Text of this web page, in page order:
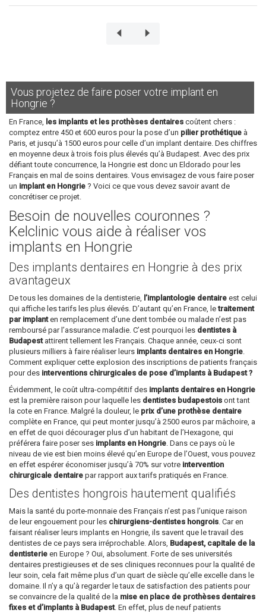
Vous projetez de faire poser votre implant en
Hongrie ?
En France, les implants et les prothèses dentaires coûtent chers :
comptez entre 450 et 600 euros pour la pose d’un pilier prothétique à
Paris, et jusqu’à 1500 euros pour celle d’un implant dentaire. Des chiffres
en moyenne deux à trois fois plus élevés qu’à Budapest. Avec des prix
défiant toute concurrence, la Hongrie est donc un Eldorado pour les
Français en mal de soins dentaires. Vous envisagez de vous faire poser
un implant en Hongrie ? Voici ce que vous devez savoir avant de
concrétiser ce projet.
Besoin de nouvelles couronnes ?
Kelclinic vous aide à réaliser vos
implants en Hongrie
Des implants dentaires en Hongrie à des prix
avantageux
De tous les domaines de la dentisterie, l’implantologie dentaire est celui
qui affiche les tarifs les plus élevés. D’autant qu’en France, letraitement
par implanten remplacement d’une dent tombée ou malade n’est pas
remboursé par l’assurance maladie. C’est pourquoi les dentistes à
Budapestattirent tellement les Français. Chaque année, ceux-ci sont
plusieurs milliers à faire réaliser leurs implants dentaires en Hongrie.
Comment expliquer cette explosion des inscriptions de patients français
pour des interventions chirurgicales de pose d’implants à Budapest ?
Évidemment, le coût ultra-compétitif des implants dentaires en Hongrie
est la première raison pour laquelle les dentistes budapestois ont tant
la cote en France. Malgré la douleur, le prix d’une prothèse dentaire
complète en France, qui peut monter jusqu’à 2500 euros par mâchoire, a
en effet de quoi décourager plus d’un habitant de l’Hexagone, qui
préférera faire poser ses implants en Hongrie. Dans ce pays où le
niveau de vie est bien moins élevé qu’en Europe de l’Ouest, vous pouvez
en effet espérer économiser jusqu’à 70% sur votre intervention
chirurgicale dentaire par rapport aux tarifs pratiqués en France.
Des dentistes hongrois hautement qualifiés
Mais la santé du porte-monnaie des Français n’est pas l’unique raison
de leur engouement pour les chirurgiens-dentistes hongrois. Car en
faisant réaliser leurs implants en Hongrie, ils savent que le travail des
dentistes de ce pays sera irréprochable. Alors, Budapest, capitale de la
dentisterie en Europe ? Oui, absolument. Forte de ses universités
dentaires prestigieuses et de ses cliniques reconnues pour la qualité de
leur soin, cela fait même plus d’un quart de siècle qu’elle excelle dans le
domaine. Il n’y a qu’à regarder le taux de satisfaction des patients pour
se convaincre de la qualité de la mise en place de prothèses dentaires
fixes et d’implants à Budapest. En effet, plus de neuf patients